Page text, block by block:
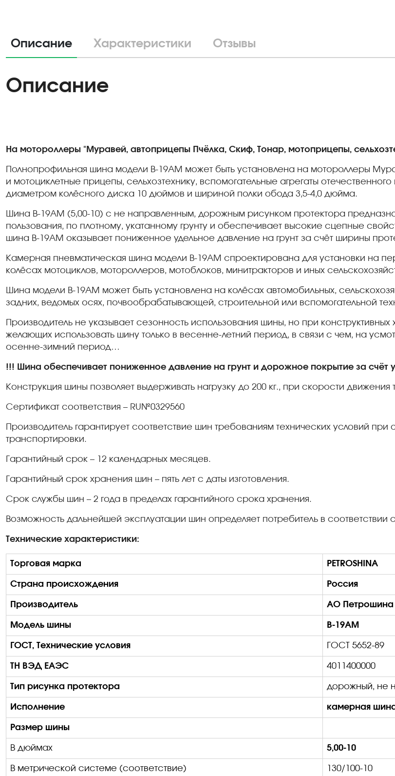
Описание Характеристики Отзывы
Описание
На мотороллеры "Муравей, автоприцепы Пчёлка, Скиф, Тонар, мотоприцепы,
Полнопрофильная шина модели В-19АМ может быть установлена на мотороллеры
и мотоциклетные прицепы, сельхозтехнику, вспомогательные агрегаты
диаметром колёсного диска 10 дюймов и шириной полки обода 3,5-4,0 дюйма.
Шина В-19АМ (5,00-10) с не направленным, дорожным рисунком протектора
пользования, по плотному, укатанному грунту и обеспечивает высокие сцепные
шина В-19АМ оказывает пониженное удельное давление на грунт за счёт ширины
Камерная пневматическая шина модели В-19АМ спроектирована для установки на
колёсах мотоциклов, мотороллеров, мотоблоков, минитракторов и иных
Шина модели В-19АМ может быть установлена на колёсах автомобильных,
задних, ведомых осях, почвообрабатывающей, строительной или вспомогательной
Производитель не указывает сезонность использования шины, но при
желающих использовать шину только в весенне-летний период, в связи с чем, на
осенне-зимний период…
!!! Шина обеспечивает пониженное давление на грунт и дорожное покрытие за счёт
Конструкция шины позволяет выдерживать нагрузку до 200 кг., при скорости
Сертификат соответствия – RU№0329560
Производитель гарантирует соответствие шин требованиям технических условий
транспортировки.
Гарантийный срок – 12 календарных месяцев.
Гарантийный срок хранения шин – пять лет с даты изготовления.
Срок службы шин – 2 года в пределах гарантийного срока хранения.
Возможность дальнейшей эксплуатации шин определяет потребитель в
Технические характеристики:
Торговая марка PETROSHINA
Страна происхождения Россия
Производитель АО Петрошина
Модель шины В-19АМ
ГОСТ, Технические условия ГОСТ 5652-89
ТН ВЭД ЕАЭС 4011400000
Тип рисунка протектора дорожный, не
Исполнение камерная
Размер шины
В дюймах 5,00-10
В метрической системе (соответствие) 130/100-10